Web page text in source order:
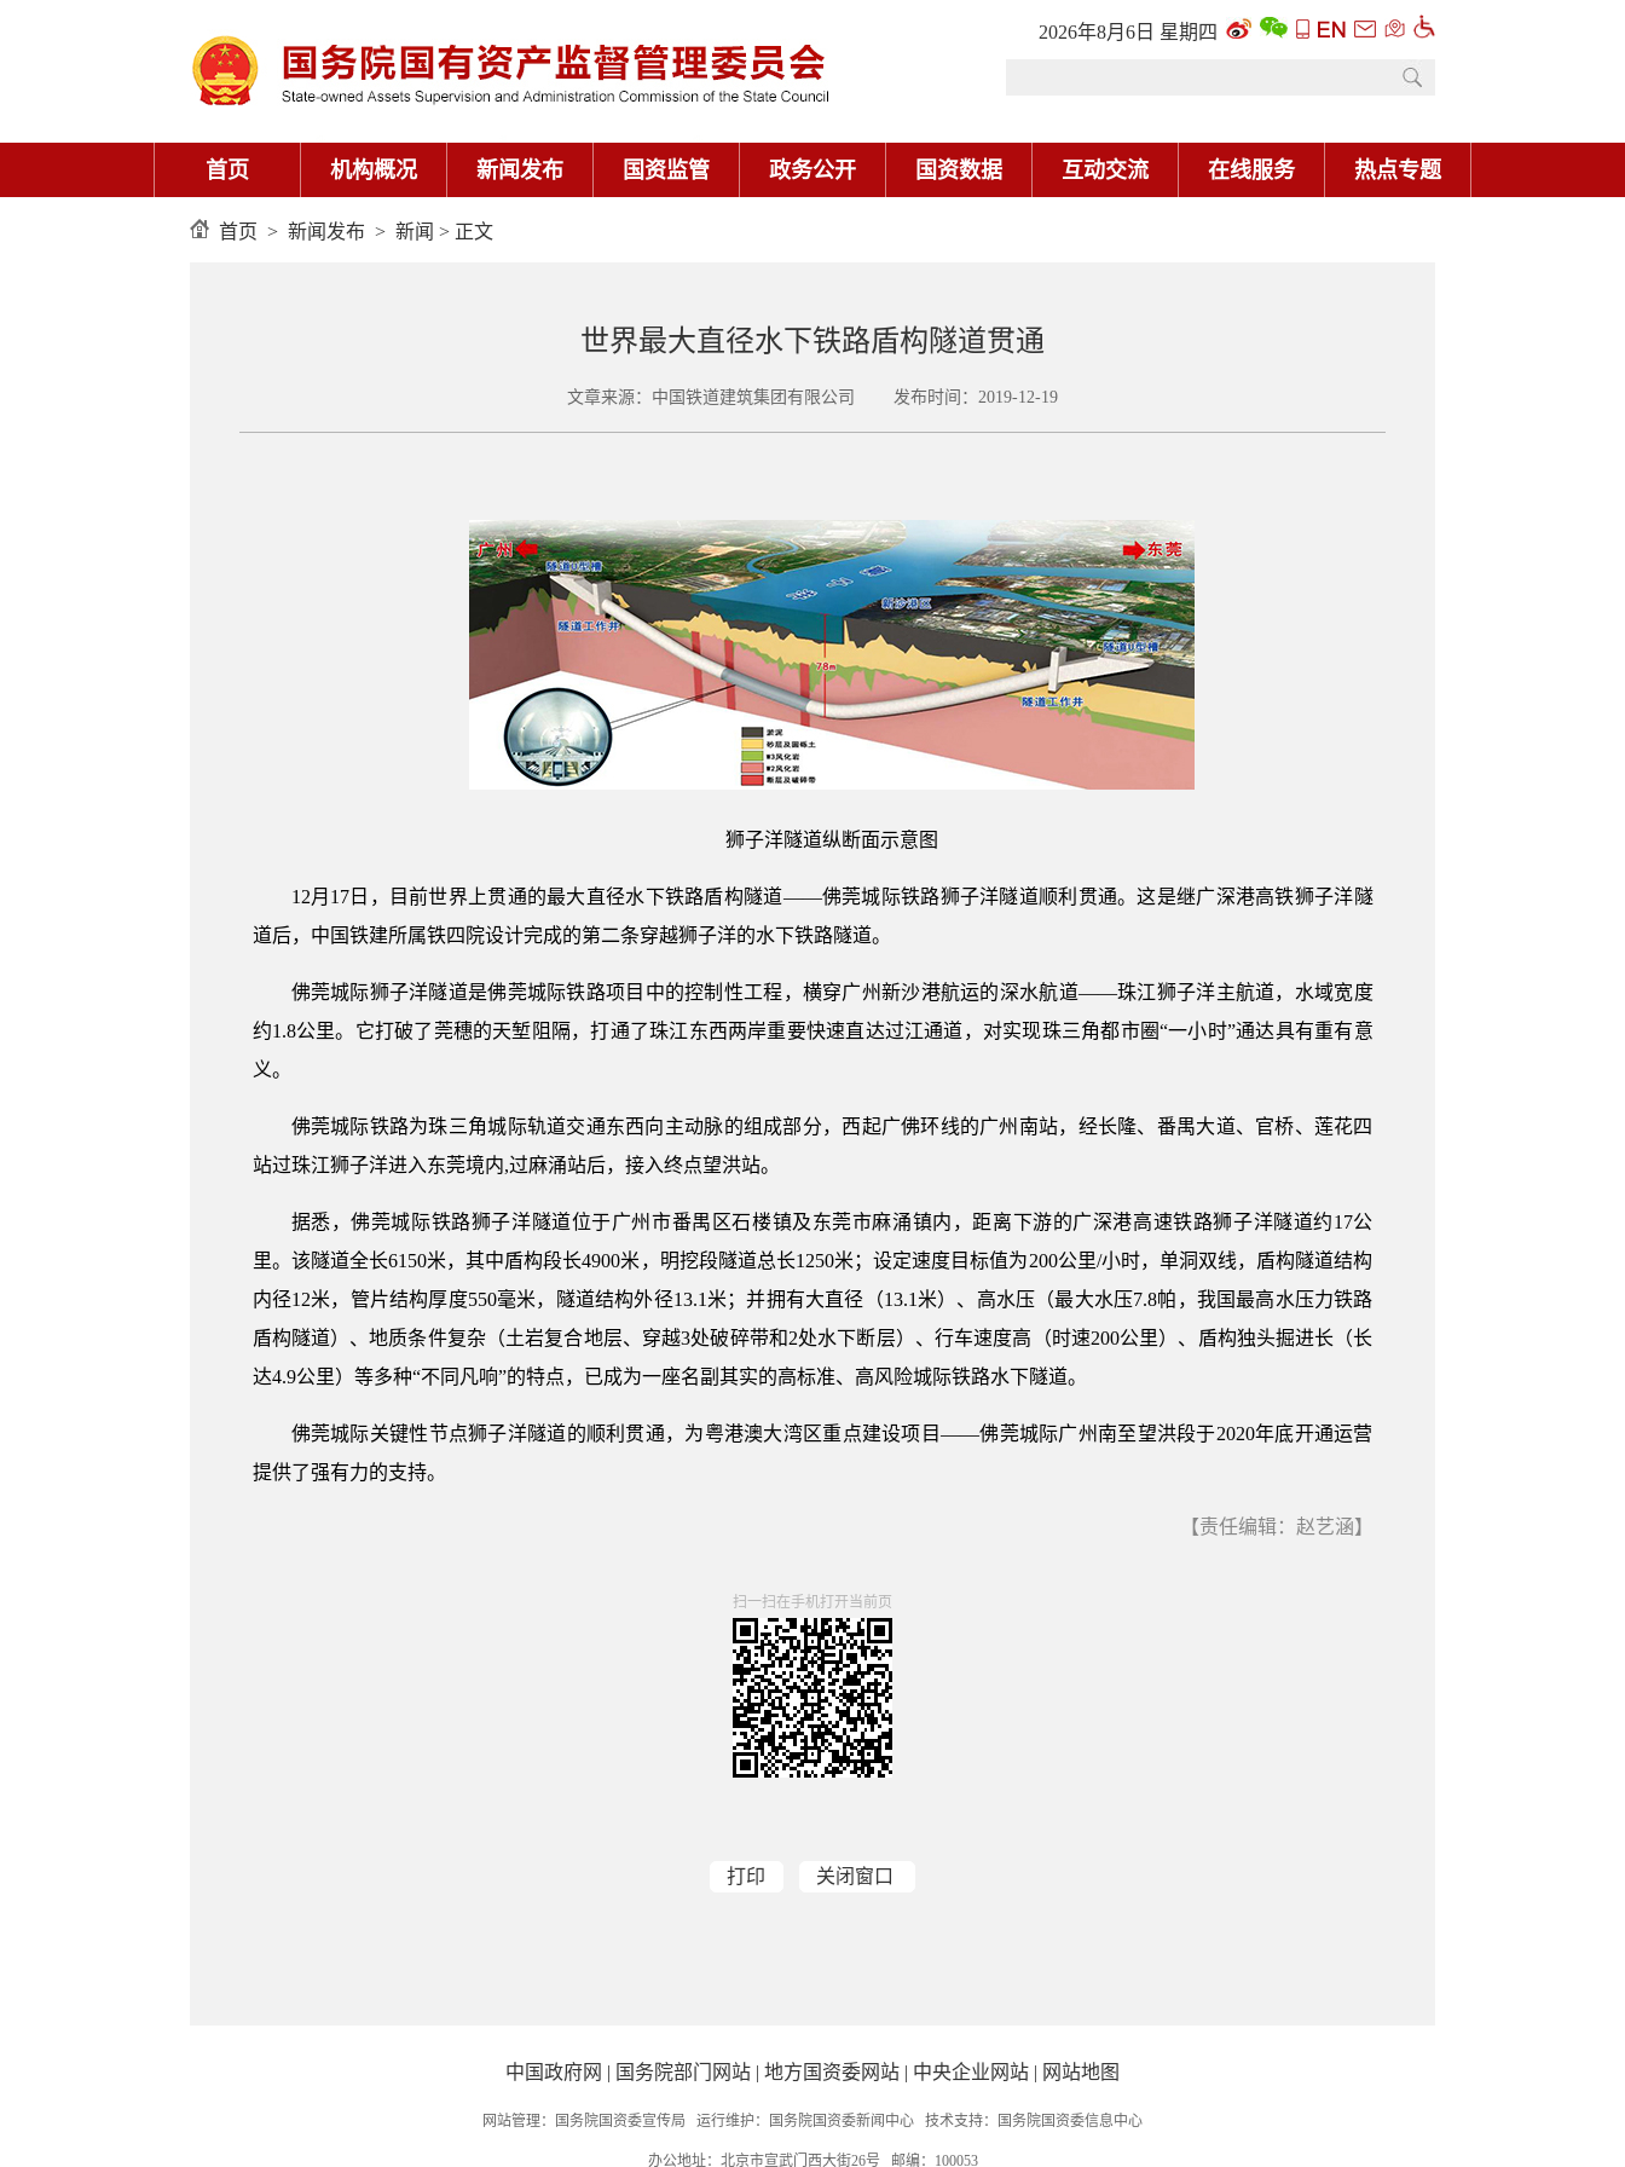
2026年8月6日 星期四
首页 机构概况 新闻发布 国资监管 政务公开 国资数据 互动交流 在线服务 热点专题
首页 > 新闻发布 > 新闻 > 正文
世界最大直径水下铁路盾构隧道贯通
文章来源：中国铁道建筑集团有限公司 发布时间：2019-12-19
狮子洋隧道纵断面示意图
12月17日，目前世界上贯通的最大直径水下铁路盾构隧道——佛莞城际铁路狮子洋隧道顺利贯通。这是继广深港高铁狮子洋隧
道后，中国铁建所属铁四院设计完成的第二条穿越狮子洋的水下铁路隧道。
佛莞城际狮子洋隧道是佛莞城际铁路项目中的控制性工程，横穿广州新沙港航运的深水航道——珠江狮子洋主航道，水域宽度
约1.8公里。它打破了莞穗的天堑阻隔，打通了珠江东西两岸重要快速直达过江通道，对实现珠三角都市圈“一小时”通达具有重有意
义。
佛莞城际铁路为珠三角城际轨道交通东西向主动脉的组成部分，西起广佛环线的广州南站，经长隆、番禺大道、官桥、莲花四
站过珠江狮子洋进入东莞境内,过麻涌站后，接入终点望洪站。
据悉，佛莞城际铁路狮子洋隧道位于广州市番禺区石楼镇及东莞市麻涌镇内，距离下游的广深港高速铁路狮子洋隧道约17公
里。该隧道全长6150米，其中盾构段长4900米，明挖段隧道总长1250米；设定速度目标值为200公里/小时，单洞双线，盾构隧道结构
内径12米，管片结构厚度550毫米，隧道结构外径13.1米；并拥有大直径（13.1米）、高水压（最大水压7.8帕，我国最高水压力铁路
盾构隧道）、地质条件复杂（土岩复合地层、穿越3处破碎带和2处水下断层）、行车速度高（时速200公里）、盾构独头掘进长（长
达4.9公里）等多种“不同凡响”的特点，已成为一座名副其实的高标准、高风险城际铁路水下隧道。
佛莞城际关键性节点狮子洋隧道的顺利贯通，为粤港澳大湾区重点建设项目——佛莞城际广州南至望洪段于2020年底开通运营
提供了强有力的支持。
【责任编辑：赵艺涵】
扫一扫在手机打开当前页
打印 关闭窗口